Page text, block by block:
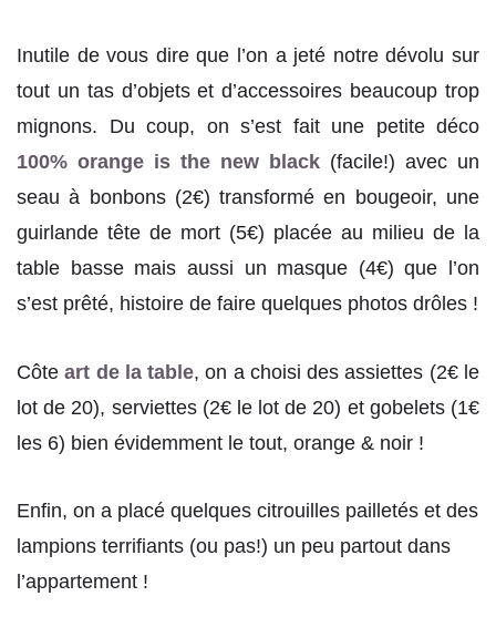
Inutile de vous dire que l’on a jeté notre dévolu sur
tout un tas d’objets et d’accessoires beaucoup trop
mignons. Du coup, on s’est fait une petite déco
100% orange is the new black (facile!) avec un
seau à bonbons (2€) transformé en bougeoir, une
guirlande tête de mort (5€) placée au milieu de la
table basse mais aussi un masque (4€) que l’on
s’est prêté, histoire de faire quelques photos drôles !
Côteart de la table, on a choisi des assiettes (2€ le
lot de 20), serviettes (2€ le lot de 20) et gobelets (1€
les 6) bien évidemment le tout, orange & noir !
Enfin, on a placé quelques citrouilles pailletés et des
lampions terrifiants (ou pas!) un peu partout dans
l’appartement !